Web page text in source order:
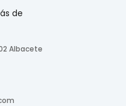
de
Albacete